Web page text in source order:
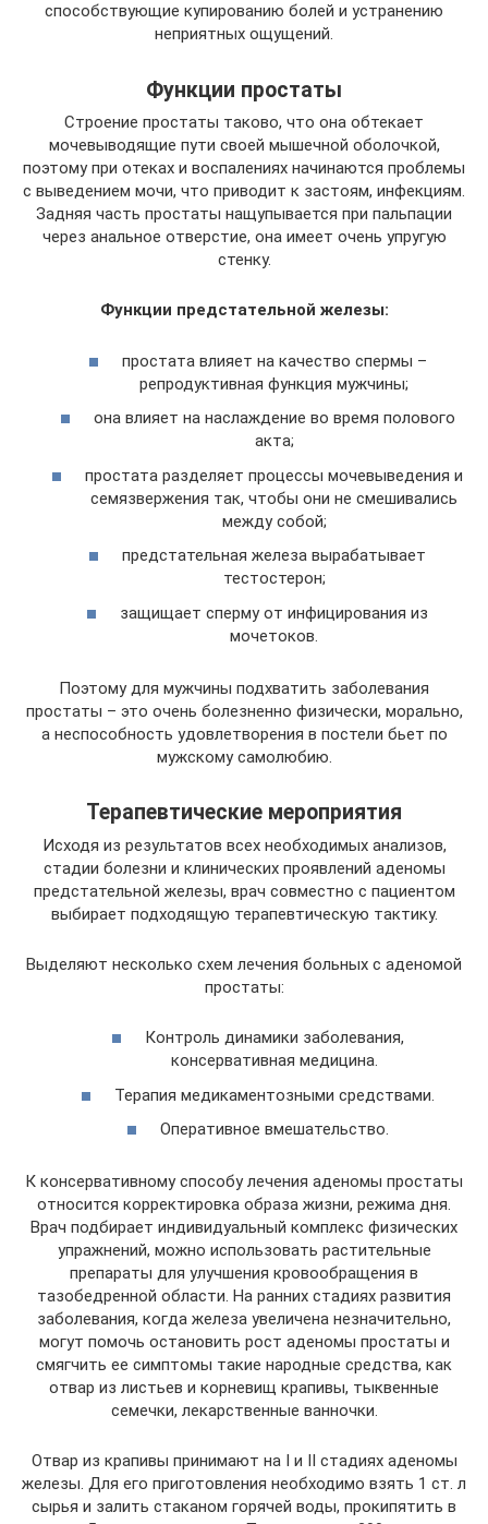
способствующие купированию болей и устранению
неприятных ощущений.
Функции простаты
Строение простаты таково, что она обтекает
мочевыводящие пути своей мышечной оболочкой,
поэтому при отеках и воспалениях начинаются проблемы
с выведением мочи, что приводит к застоям, инфекциям.
Задняя часть простаты нащупывается при пальпации
через анальное отверстие, она имеет очень упругую
стенку.
Функции предстательной железы:
простата влияет на качество спермы –
репродуктивная функция мужчины;
она влияет на наслаждение во время полового
акта;
простата разделяет процессы мочевыведения и
семязвержения так, чтобы они не смешивались
между собой;
предстательная железа вырабатывает
тестостерон;
защищает сперму от инфицирования из
мочетоков.
Поэтому для мужчины подхватить заболевания
простаты – это очень болезненно физически, морально,
а неспособность удовлетворения в постели бьет по
мужскому самолюбию.
Терапевтические мероприятия
Исходя из результатов всех необходимых анализов,
стадии болезни и клинических проявлений аденомы
предстательной железы, врач совместно с пациентом
выбирает подходящую терапевтическую тактику.
Выделяют несколько схем лечения больных с аденомой
простаты:
Контроль динамики заболевания,
консервативная медицина.
Терапия медикаментозными средствами.
Оперативное вмешательство.
К консервативному способу лечения аденомы простаты
относится корректировка образа жизни, режима дня.
Врач подбирает индивидуальный комплекс физических
упражнений, можно использовать растительные
препараты для улучшения кровообращения в
тазобедренной области. На ранних стадиях развития
заболевания, когда железа увеличена незначительно,
могут помочь остановить рост аденомы простаты и
смягчить ее симптомы такие народные средства, как
отвар из листьев и корневищ крапивы, тыквенные
семечки, лекарственные ванночки.
Отвар из крапивы принимают на I и II стадиях аденомы
железы. Для его приготовления необходимо взять 1 ст. л
сырья и залить стаканом горячей воды, прокипятить в